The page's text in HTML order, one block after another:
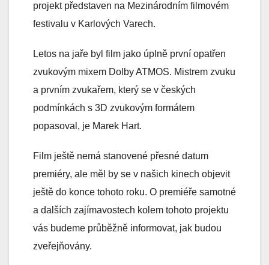
projekt představen na Mezinárodním filmovém
festivalu v Karlových Varech.
Letos na jaře byl film jako úplně první opatřen
zvukovým mixem Dolby ATMOS. Mistrem zvuku
a prvním zvukařem, který se v českých
podmínkách s 3D zvukovým formátem
popasoval, je Marek Hart.
Film ještě nemá stanovené přesné datum
premiéry, ale měl by se v našich kinech objevit
ještě do konce tohoto roku. O premiéře samotné
a dalších zajímavostech kolem tohoto projektu
vás budeme průběžně informovat, jak budou
zveřejňovány.